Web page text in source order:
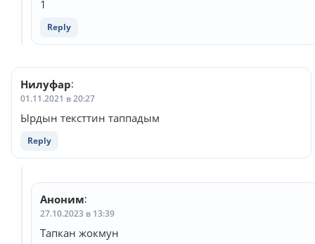
1
Reply
Нилуфар:
01.11.2021 в 20:27
Ырдын тексттин таппадым
Reply
Аноним:
27.10.2023 в 13:39
Тапкан жокмун